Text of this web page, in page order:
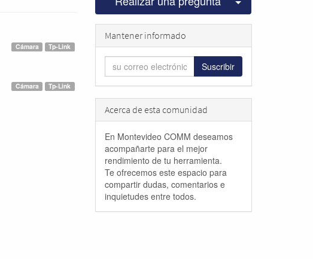
Tp-Link
Cámara
Tp-Link
Cámara
Mantener informado
Suscribir
Acerca de esta comunidad
En Montevideo COMM deseamos
acompañarte para el mejor
rendimiento de tu herramienta.
Te ofrecemos este espacio para
compartir dudas, comentarios e
inquietudes entre todos.